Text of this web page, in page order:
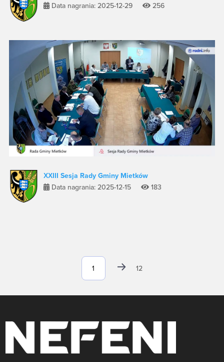
Data nagrania: 2025-12-29
256
XXIII Sesja Rady Gminy Mietków
Data nagrania: 2025-12-15
183
12